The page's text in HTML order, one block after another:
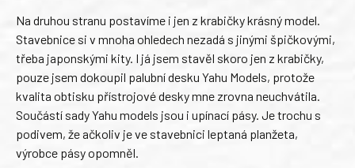
Na druhou stranu postavíme i jen z krabičky krásný model.
Stavebnice si v mnoha ohledech nezadá s jinými špičkovými,
třeba japonskými kity. I já jsem stavěl skoro jen z krabičky,
pouze jsem dokoupil palubní desku Yahu Models, protože
kvalita obtisku přístrojové desky mne zrovna neuchvátila.
Součástí sady Yahu models jsou i upínací pásy. Je trochu s
podivem, že ačkoliv je ve stavebnici leptaná planžeta,
výrobce pásy opomněl.